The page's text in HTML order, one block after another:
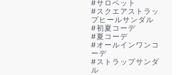
#サロペット
#スクエアストラッ
プヒールサンダル
#初夏コーデ
#夏コーデ
#オールインワンコ
ーデ
#ストラップサンダ
ル